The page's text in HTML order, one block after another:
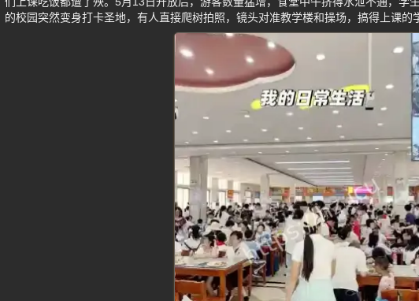
的校园突然变身打卡圣地，有人直接爬树拍照，镜头对准教学楼和操场，搞得上课的